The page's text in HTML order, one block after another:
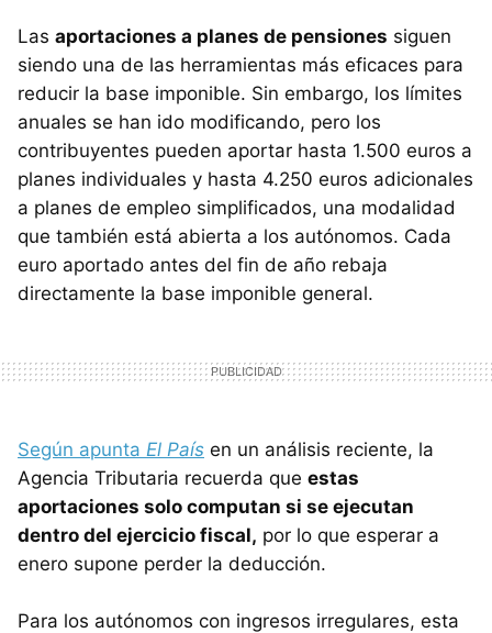
Las aportaciones a planes de pensiones siguen
siendo una de las herramientas más eficaces para
reducir la base imponible. Sin embargo, los límites
anuales se han ido modificando, pero los
contribuyentes pueden aportar hasta 1.500 euros a
planes individuales y hasta 4.250 euros adicionales
a planes de empleo simplificados, una modalidad
que también está abierta a los autónomos. Cada
euro aportado antes del fin de año rebaja
directamente la base imponible general.
Según apunta El País en un análisis reciente, la
Agencia Tributaria recuerda que estas
aportaciones solo computan si se ejecutan
dentro del ejercicio fiscal, por lo que esperar a
enero supone perder la deducción.
Para los autónomos con ingresos irregulares, esta